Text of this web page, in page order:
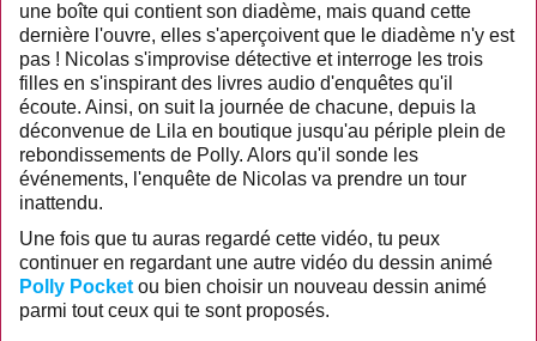
une boîte qui contient son diadème, mais quand cette
dernière l'ouvre, elles s'aperçoivent que le diadème n'y est
pas ! Nicolas s'improvise détective et interroge les trois
filles en s'inspirant des livres audio d'enquêtes qu'il
écoute. Ainsi, on suit la journée de chacune, depuis la
déconvenue de Lila en boutique jusqu'au périple plein de
rebondissements de Polly. Alors qu'il sonde les
événements, l'enquête de Nicolas va prendre un tour
inattendu.
Une fois que tu auras regardé cette vidéo, tu peux
continuer en regardant une autre vidéo du dessin animé
Polly Pocket ou bien choisir un nouveau dessin animé
parmi tout ceux qui te sont proposés.